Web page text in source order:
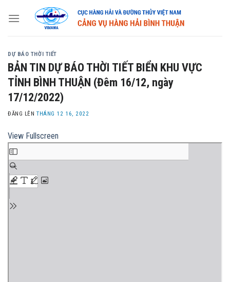
DỰ BÁO THỜI TIẾT
BẢN TIN DỰ BÁO THỜI TIẾT BIỂN KHU VỰC
TỈNH BÌNH THUẬN (Đêm 16/12, ngày
17/12/2022)
ĐĂNG LÊNTHÁNG 12 16, 2022
View Fullscreen